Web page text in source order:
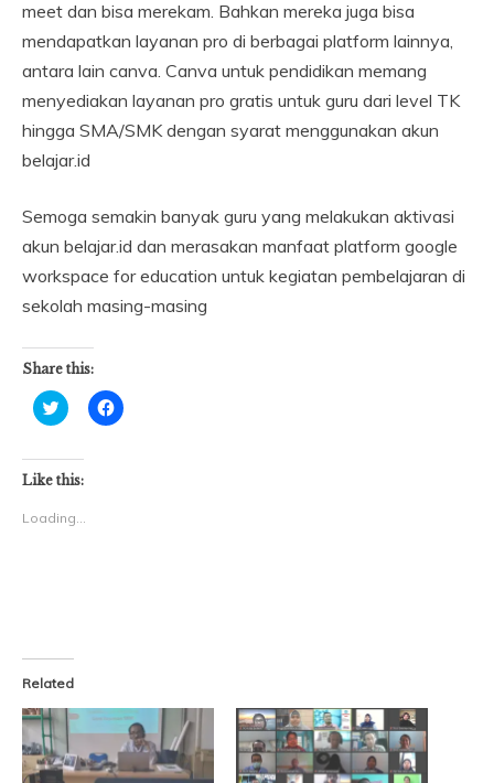
meet dan bisa merekam. Bahkan mereka juga bisa
mendapatkan layanan pro di berbagai platform lainnya,
antara lain canva. Canva untuk pendidikan memang
menyediakan layanan pro gratis untuk guru dari level TK
hingga SMA/SMK dengan syarat menggunakan akun
belajar.id
Semoga semakin banyak guru yang melakukan aktivasi
akun belajar.id dan merasakan manfaat platform google
workspace for education untuk kegiatan pembelajaran di
sekolah masing-masing
Share this:
Click
to
Twitter
(Opens
in
window)
Click
to
Like this:
Loading...
Related